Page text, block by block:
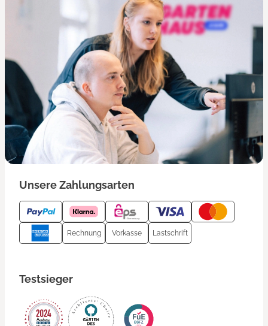
Unsere Zahlungsarten
Rechnung Vorkasse Lastschrift
Testsieger